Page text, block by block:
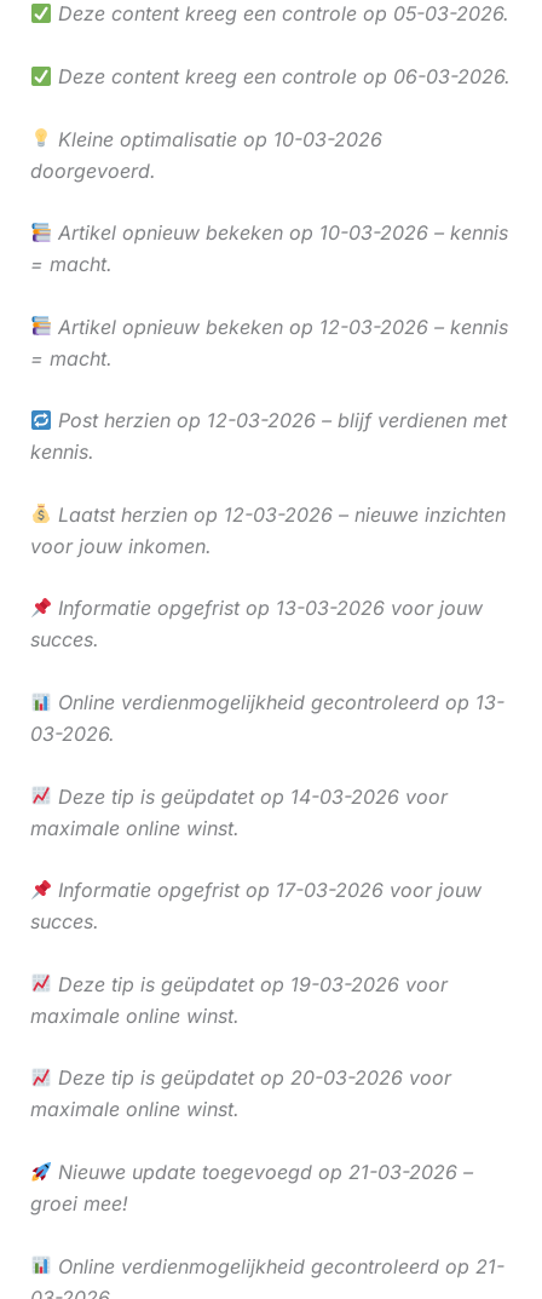
Deze content kreeg een controle op 05-03-2026.
Deze content kreeg een controle op 06-03-2026.
Kleine optimalisatie op 10-03-2026
doorgevoerd.
Artikel opnieuw bekeken op 10-03-2026 – kennis
= macht.
Artikel opnieuw bekeken op 12-03-2026 – kennis
= macht.
Post herzien op 12-03-2026 – blijf verdienen met
kennis.
Laatst herzien op 12-03-2026 – nieuwe inzichten
voor jouw inkomen.
Informatie opgefrist op 13-03-2026 voor jouw
succes.
Online verdienmogelijkheid gecontroleerd op 13-
03-2026.
Deze tip is geüpdatet op 14-03-2026 voor
maximale online winst.
Informatie opgefrist op 17-03-2026 voor jouw
succes.
Deze tip is geüpdatet op 19-03-2026 voor
maximale online winst.
Deze tip is geüpdatet op 20-03-2026 voor
maximale online winst.
Nieuwe update toegevoegd op 21-03-2026 –
groei mee!
Online verdienmogelijkheid gecontroleerd op 21-